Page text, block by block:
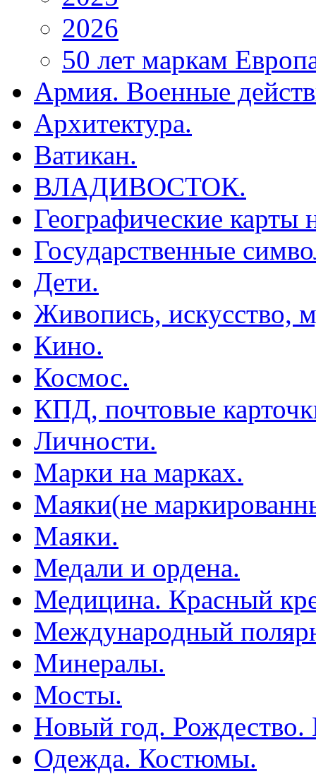
2026
50 лет маркам
Армия. Военные
Архитектура.
Ватикан.
ВЛАДИВОСТОК.
Географические карты
Государственные
Дети.
Живопись, искусство,
Кино.
Космос.
КПД, почтовые
Личности.
Марки на марках.
Маяки(не
Маяки.
Медали и ордена.
Медицина. Красный
Международный
Минералы.
Мосты.
Новый год. Рождество.
Одежда. Костюмы.